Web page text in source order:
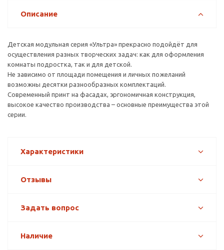
Описание
Детская модульная серия «Ультра» прекрасно подойдёт для
осуществления разных творческих задач: как для оформления
комнаты подростка, так и для детской.
Не зависимо от площади помещения и личных пожеланий
возможны десятки разнообразных комплектаций.
Современный принт на фасадах, эргономичная конструкция,
высокое качество производства – основные преимущества этой
серии.
Характеристики
Отзывы
Задать вопрос
Наличие